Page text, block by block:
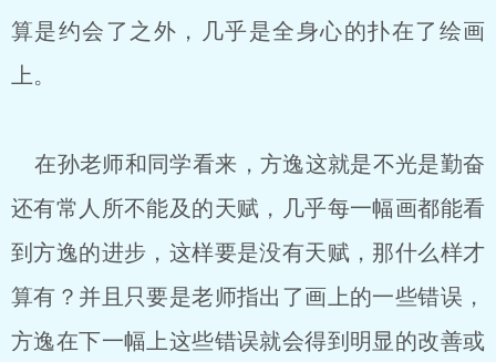
算是约会了之外，几乎是全身心的扑在了绘画
上。
在孙老师和同学看来，方逸这就是不光是勤奋
还有常人所不能及的天赋，几乎每一幅画都能看
到方逸的进步，这样要是没有天赋，那什么样才
算有？并且只要是老师指出了画上的一些错误，
方逸在下一幅上这些错误就会得到明显的改善或